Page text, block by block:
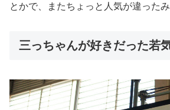
とかで、またちょっと人気が違ったみ
三っちゃんが好きだった若